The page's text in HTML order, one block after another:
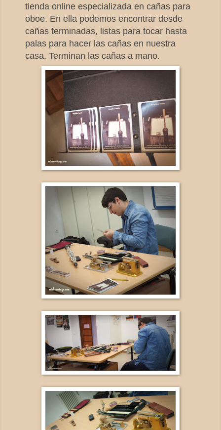
tienda online especializada en cañas para
oboe. En ella podemos encontrar desde
cañas terminadas, listas para tocar hasta
palas para hacer las cañas en nuestra
casa. Terminan las cañas a mano.